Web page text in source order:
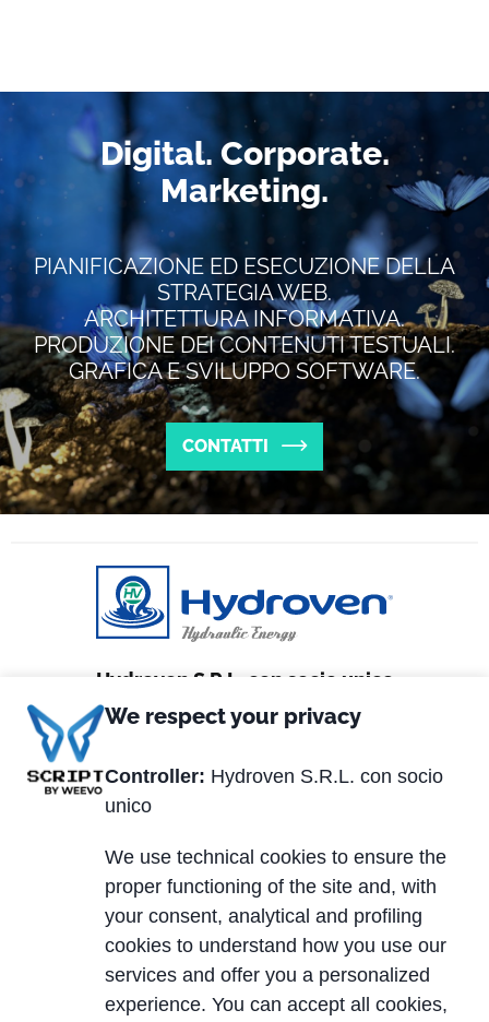
Digital. Corporate.
Marketing.
PIANIFICAZIONE ED ESECUZIONE DELLA
STRATEGIA WEB.
ARCHITETTURA INFORMATIVA.
PRODUZIONE DEI CONTENUTI TESTUALI.
GRAFICA E SVILUPPO SOFTWARE.
CONTATTI
Hydroven S.R.L. con socio unico
Via Matteotti, 2
36056 Tezze sul Brenta (VI) Italy
Fax +39 0424.910005
P.IVA 01320870247
REA: VI 162329
Capitale Sociale € 200.000,00 i.v.
We respect your privacy
Controller: Hydroven S.R.L. con socio
unico
We use technical cookies to ensure the
proper functioning of the site and, with
your consent, analytical and profiling
cookies to understand how you use our
services and offer you a personalized
experience. You can accept all cookies,